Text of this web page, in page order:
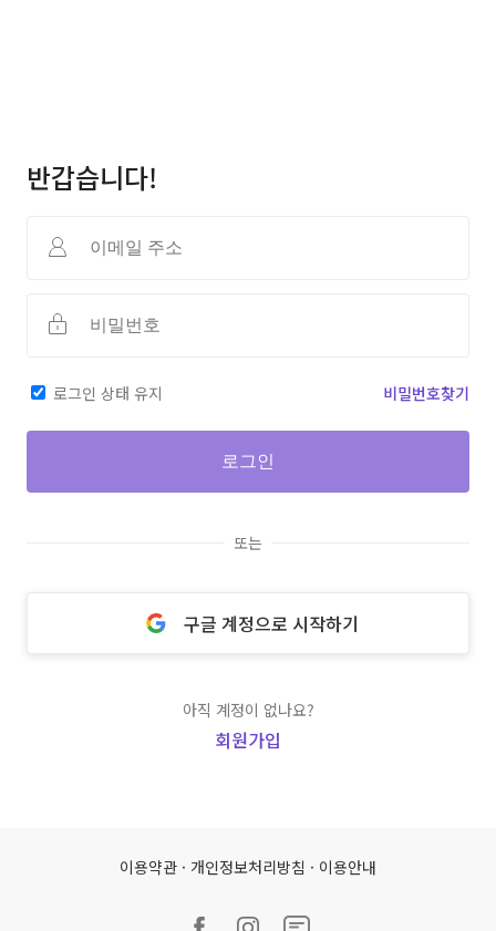
반갑습니다!
로그인 상태 유지 비밀번호찾기
로그인
또는
구글 계정으로 시작하기
아직 계정이 없나요?
회원가입
이용약관 · 개인정보처리방침 · 이용안내